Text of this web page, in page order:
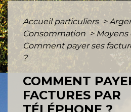
Accueil particuliers >
Consommation >
Comment payer ses
?
COMMENT
FACTURES PAR